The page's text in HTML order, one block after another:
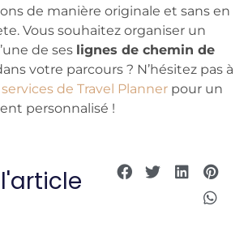
de manière originale et sans en
Vous souhaitez organiser un
de ses lignes de chemin de
votre parcours ? N’hésitez pas à
services de Travel Planner pour un
personnalisé !